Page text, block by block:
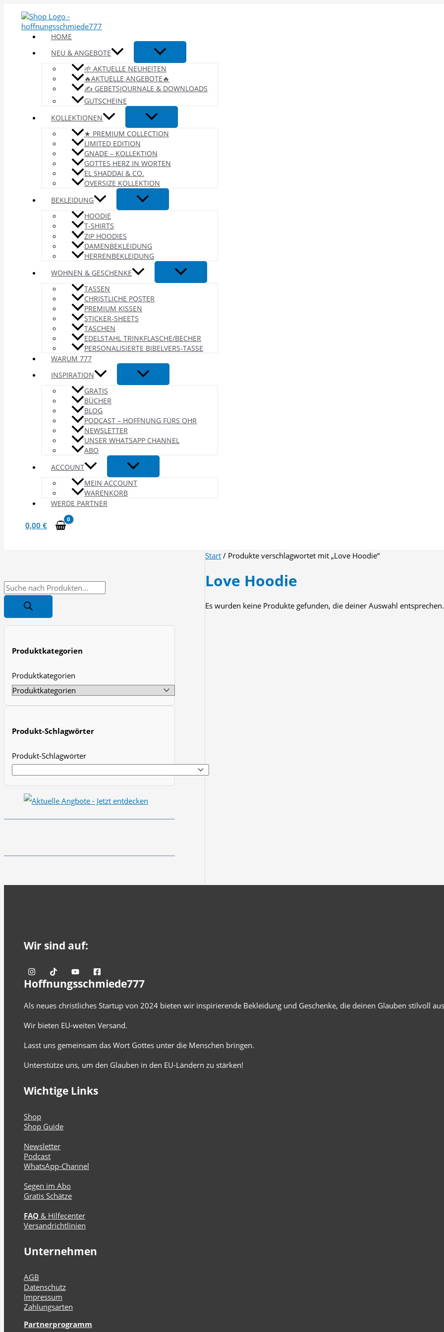
Inhalt
springen
HOME
NEU & ANGEBOTE
🌱 AKTUELLE NEUHEITEN
🔥AKTUELLE ANGEBOTE🔥
✍️ GEBETSJOURNALE & DOWNLOADS
GUTSCHEINE
KOLLEKTIONEN
★ PREMIUM COLLECTION
LIMITED EDITION
GNADE – KOLLEKTION
GOTTES HERZ IN WORTEN
EL SHADDAI & CO.
OVERSIZE KOLLEKTION
BEKLEIDUNG
HOODIE
T-SHIRTS
ZIP HOODIES
DAMENBEKLEIDUNG
HERRENBEKLEIDUNG
WOHNEN & GESCHENKE
TASSEN
CHRISTLICHE POSTER
PREMIUM KISSEN
STICKER-SHEETS
TASCHEN
EDELSTAHL TRINKFLASCHE/BECHER
PERSONALISIERTE BIBELVERS-TASSE
WARUM 777
INSPIRATION
GRATIS
BÜCHER
BLOG
PODCAST – HOFFNUNG FÜRS OHR
NEWSLETTER
UNSER WHATSAPP CHANNEL
ABO
ACCOUNT
MEIN ACCOUNT
WARENKORB
WERDE PARTNER
0,00 €
P
o
s
Produktkategorien
Produktkategorien
Produkt-Schlagwörter
Produkt-Schlagwörter
Start / Produkte verschlagwortet mit „Love Hoodie“
Love Hoodie
Es wurden keine Produkte gefunden, die deiner Auswahl entsprechen.
Wir sind auf:
Hoffnungsschmiede777
Als neues christliches Startup von 2024 bieten wir inspirierende Bekleidung und Geschenke, die deinen Glauben stilvoll
Wir bieten EU-weiten Versand.
Lasst uns gemeinsam das Wort Gottes unter die Menschen bringen.
Unterstütze uns, um den Glauben in den EU-Ländern zu stärken!
Wichtige Links
Shop
Shop Guide
Newsletter
Podcast
WhatsApp-Channel
Segen im Abo
Gratis Schätze
FAQ & Hilfecenter
Versandrichtlinien
Unternehmen
AGB
Datenschutz
Impressum
Zahlungsarten
Partnerprogramm